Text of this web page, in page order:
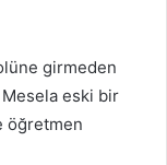
girmeden
eski bir
öğretmen